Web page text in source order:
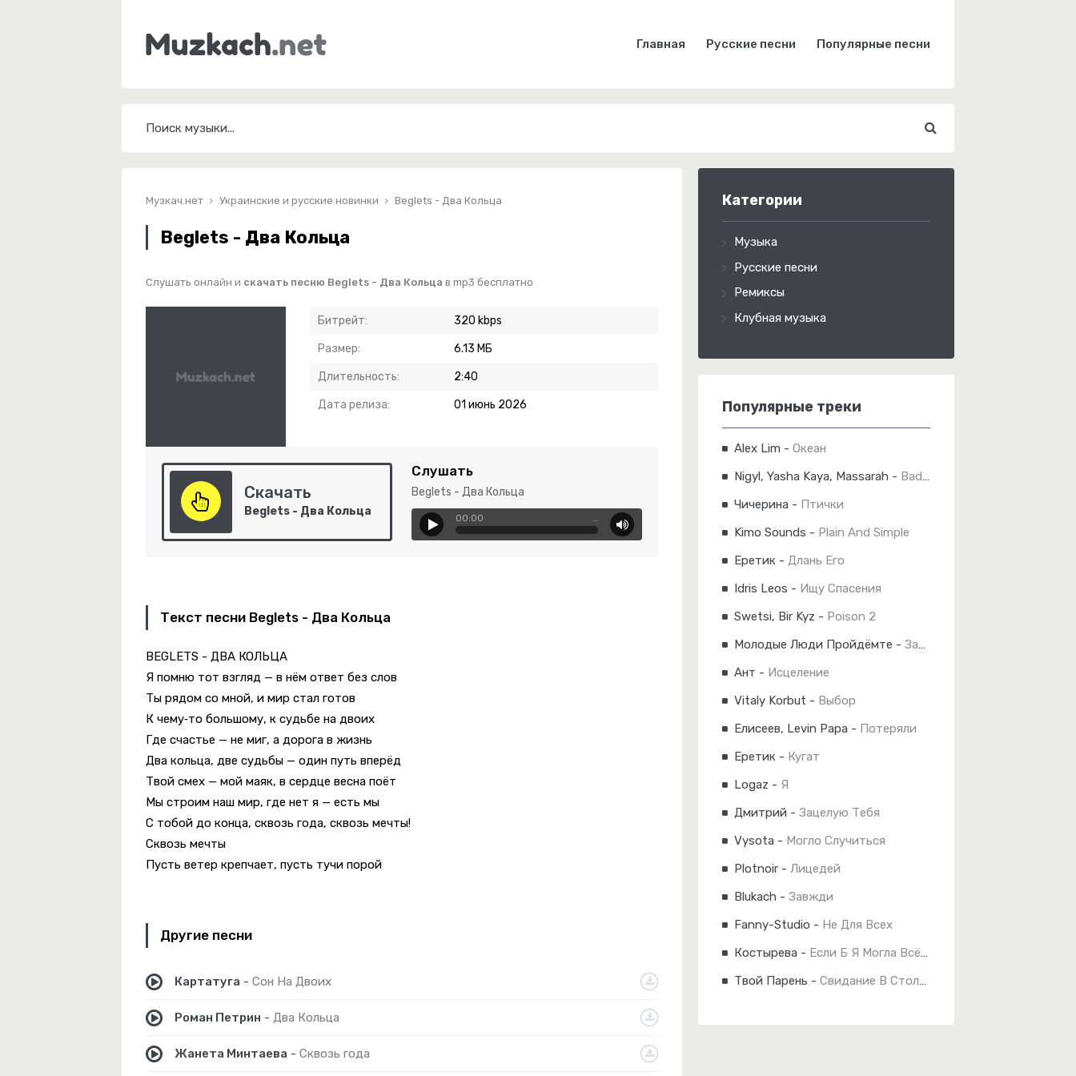
Главная Русские песни Популярные песни
Музкач.нет Украинские и русские новинки Beglets - Два Кольца
Beglets - Два Кольца
Слушать онлайн и скачать песню Beglets - Два Кольца в mp3 бесплатно
Битрейт: 320 kbps
Размер: 6.13 МБ
Длительность: 2:40
Дата релиза: 01 июнь 2026
Скачать
Beglets - Два Кольца
Слушать
Beglets - Два Кольца
00:00 …
Текст песни Beglets - Два Кольца
BEGLETS - ДВА КОЛЬЦА
Я помню тот взгляд — в нём ответ без слов
Ты рядом со мной, и мир стал готов
К чему‑то большому, к судьбе на двоих
Где счастье — не миг, а дорога в жизнь
Два кольца, две судьбы — один путь вперёд
Твой смех — мой маяк, в сердце весна поёт
Мы строим наш мир, где нет я — есть мы
С тобой до конца, сквозь года, сквозь мечты!
Сквозь мечты
Пусть ветер крепчает, пусть тучи порой
Другие песни
Картатуга - Сон На Двоих
Роман Петрин - Два Кольца
Жанета Минтаева - Сквозь года
Категории
Музыка
Русские песни
Ремиксы
Клубная музыка
Популярные треки
Alex Lim - Океан
Nigyl, Yasha Kaya, Massarah - Bad Girl
Чичерина - Птички
Kimo Sounds - Plain And Simple
Еретик - Длань Его
Idris Leos - Ищу Спасения
Swetsi, Bir Kyz - Poison 2
Молодые Люди Пройдёмте - Зашипело
Ант - Исцеление
Vitaly Korbut - Выбор
Елисеев, Levin Papa - Потеряли
Еретик - Кугат
Logaz - Я
Дмитрий - Зацелую Тебя
Vysota - Могло Случиться
Plotnoir - Лицедей
Blukach - Завжди
Fanny-Studio - Не Для Всех
Костырева - Если Б Я Могла Всё Изменить
Твой Парень - Свидание В Столовке